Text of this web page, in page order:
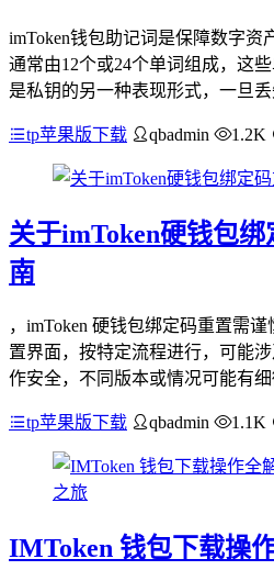
imToken钱包助记词是保障数字资
通常由12个或24个单词组成，这
是私钥的另一种表现形式，一旦
tp苹果版下载 qbadmin 1.2K
关于imToken硬钱包
南
，imToken 硬钱包绑定码重置需
置界面，按特定流程进行，可能
作安全，不同版本或情况可能有
tp苹果版下载 qbadmin 1.1K
IMToken 钱包下载操